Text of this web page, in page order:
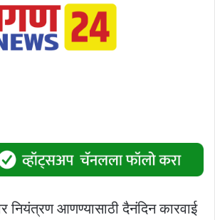
नियंत्रण आणण्यासाठी दैनंदिन कारवाई